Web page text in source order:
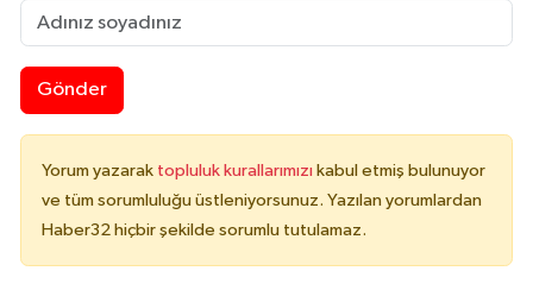
Gönder
Yorum yazarak topluluk kurallarımızı kabul etmiş bulunuyor
ve tüm sorumluluğu üstleniyorsunuz. Yazılan yorumlardan
Haber32 hiçbir şekilde sorumlu tutulamaz.